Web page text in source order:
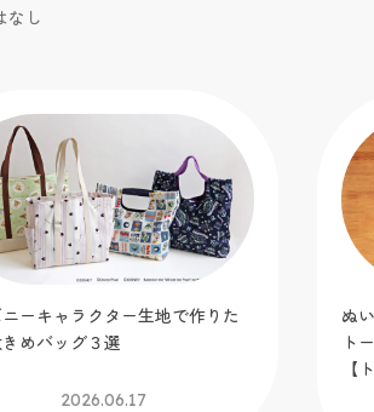
なし
ーキャラクター生地で作りた
めバッグ３選
2026.06.17
ぬ
ト
【